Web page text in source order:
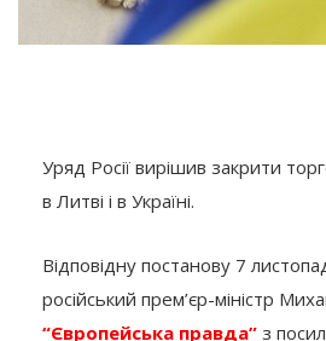
Уряд Росії вирішив закрити
в Литві і в Україні.
Відповідну постанову 7
російський прем’єр-міністр
“Європейська правда” з